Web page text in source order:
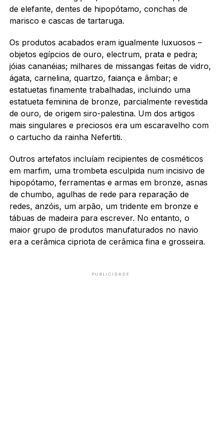
de elefante, dentes de hipopótamo, conchas de
marisco e cascas de tartaruga.
Os produtos acabados eram igualmente luxuosos –
objetos egípcios de ouro, electrum, prata e pedra;
jóias cananéias; milhares de missangas feitas de vidro,
ágata, carnelina, quartzo, faiança e âmbar; e
estatuetas finamente trabalhadas, incluindo uma
estatueta feminina de bronze, parcialmente revestida
de ouro, de origem siro-palestina. Um dos artigos
mais singulares e preciosos era um escaravelho com
o cartucho da rainha Nefertiti.
Outros artefatos incluíam recipientes de cosméticos
em marfim, uma trombeta esculpida num incisivo de
hipopótamo, ferramentas e armas em bronze, asnas
de chumbo, agulhas de rede para reparação de
redes, anzóis, um arpão, um tridente em bronze e
tábuas de madeira para escrever. No entanto, o
maior grupo de produtos manufaturados no navio
era a cerâmica cipriota de cerâmica fina e grosseira.
PUBLICIDADE